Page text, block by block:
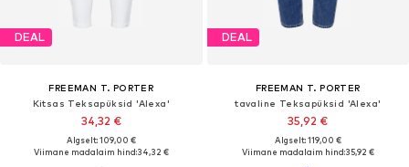
DEAL
FREEMAN T. PORTER
Kitsas Teksapüksid 'Alexa'
34,32 €
Algselt: 109,00 €
Viimane madalaim hind:34,32 €
DEAL
FREEMAN T. PORTER
tavaline Teksapüksid 'Alexa'
35,92 €
Algselt: 119,00 €
Viimane madalaim hind:35,92 €